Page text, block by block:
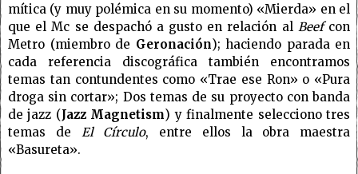
mítica (y muy polémica en su momento) «Mierda» en el
que el Mc se despachó a gusto en relación al Beefcon
Metro (miembro de Geronación); haciendo parada en
cada referencia discográfica también encontramos
temas tan contundentes como «Trae ese Ron» o «Pura
droga sin cortar»; Dos temas de su proyecto con banda
de jazz (Jazz Magnetism) y finalmente selecciono tres
temas de
El Círculo, entre ellos la obra maestra
«Basureta».